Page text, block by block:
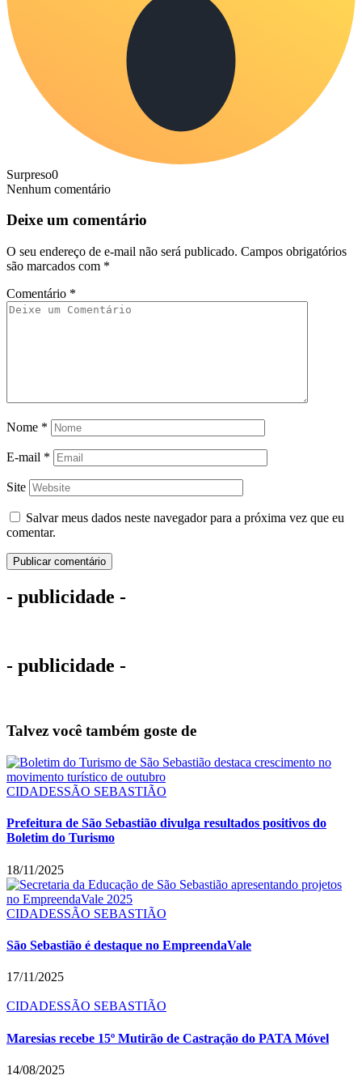
Surpreso0
Nenhum comentário
Deixe um comentário
O seu endereço de e-mail não será publicado. Campos obrigatórios
são marcados com *
Comentário *
Nome *
E-mail *
Site
Salvar meus dados neste navegador para a próxima vez que eu
comentar.
- publicidade -
- publicidade -
Talvez você também goste de
CIDADESSÃO SEBASTIÃO
Prefeitura de São Sebastião divulga resultados positivos do
Boletim do Turismo
18/11/2025
CIDADESSÃO SEBASTIÃO
São Sebastião é destaque no EmpreendaVale
17/11/2025
CIDADESSÃO SEBASTIÃO
Maresias recebe 15º Mutirão de Castração do PATA Móvel
14/08/2025